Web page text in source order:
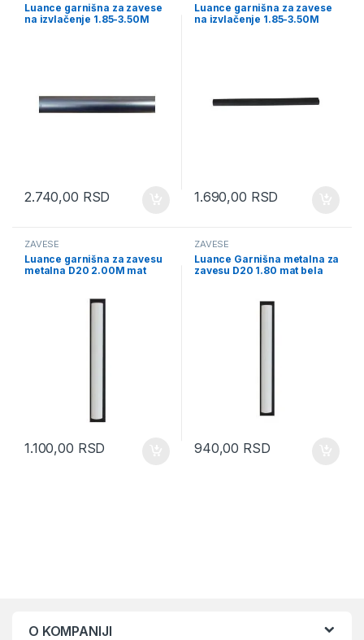
Luance garnišna za zavese
na izvlačenje 1.85-3.50M
2.740,00 RSD
Luance garnišna za zavese
na izvlačenje 1.85-3.50M
1.690,00 RSD
ZAVESE
Luance garnišna za zavesu
metalna D20 2.00M mat
1.100,00 RSD
ZAVESE
Luance Garnišna metalna za
zavesu D20 1.80 mat bela
940,00 RSD
O KOMPANIJI